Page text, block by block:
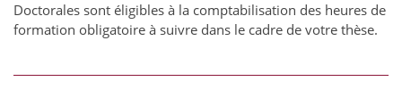
Doctorales sont éligibles à la comptabilisation des heures de
formation obligatoire à suivre dans le cadre de votre thèse.